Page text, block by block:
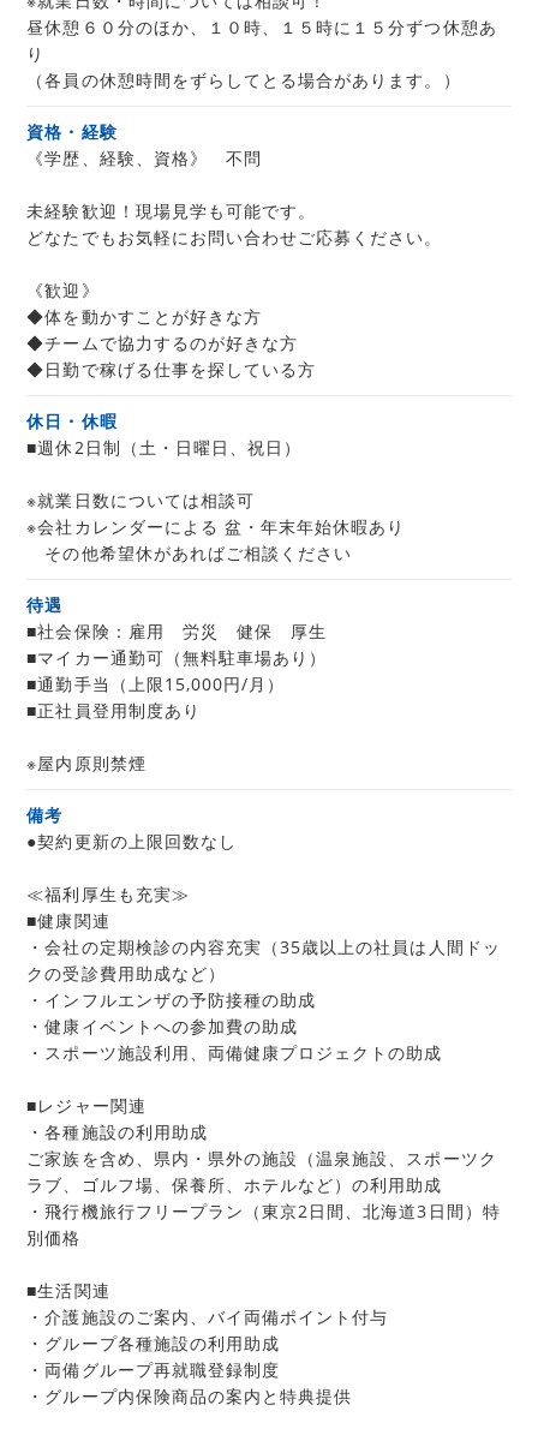
昼休憩６０分のほか、１０時、１５時に１５分ずつ休憩あ
り
（各員の休憩時間をずらしてとる場合があります。）
資格・経験
《学歴、経験、資格》 不問
未経験歓迎！現場見学も可能です。
どなたでもお気軽にお問い合わせご応募ください。
《歓迎》
◆体を動かすことが好きな方
◆チームで協力するのが好きな方
◆日勤で稼げる仕事を探している方
休日・休暇
■週休2日制（土・日曜日、祝日）
※就業日数については相談可
※会社カレンダーによる 盆・年末年始休暇あり
その他希望休があればご相談ください
待遇
■社会保険：雇用 労災 健保 厚生
■マイカー通勤可（無料駐車場あり）
■通勤手当（上限15,000円/月）
■正社員登用制度あり
※屋内原則禁煙
備考
●契約更新の上限回数なし
≪福利厚生も充実≫
■健康関連
・会社の定期検診の内容充実（35歳以上の社員は人間ドッ
クの受診費用助成など）
・インフルエンザの予防接種の助成
・健康イベントへの参加費の助成
・スポーツ施設利用、両備健康プロジェクトの助成
■レジャー関連
・各種施設の利用助成
ご家族を含め、県内・県外の施設（温泉施設、スポーツク
ラブ、ゴルフ場、保養所、ホテルなど）の利用助成
・飛行機旅行フリープラン（東京2日間、北海道3日間）特
別価格
■生活関連
・介護施設のご案内、バイ両備ポイント付与
・グループ各種施設の利用助成
・両備グループ再就職登録制度
・グループ内保険商品の案内と特典提供